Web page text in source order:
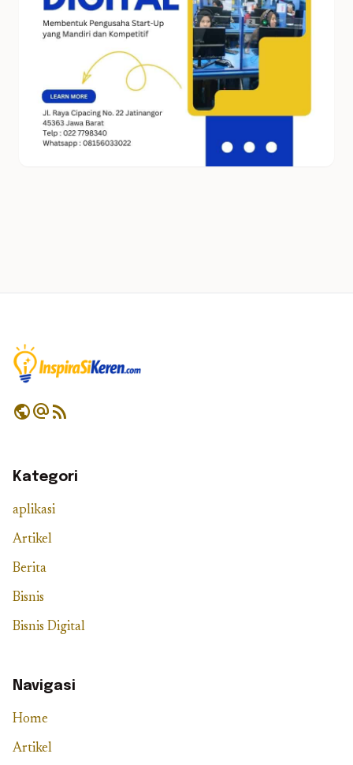
publicalternate_emailrss_feed
Kategori
aplikasi
Artikel
Berita
Bisnis
Bisnis Digital
Navigasi
Home
Artikel